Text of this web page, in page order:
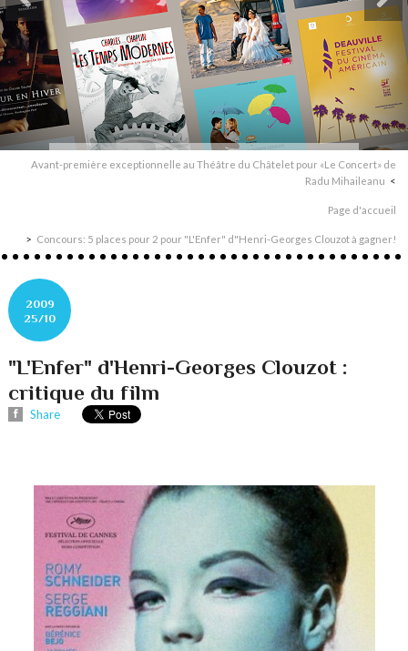
Avant-première exceptionnelle au Théâtre du Châtelet pour «Le Concert» de
Radu Mihaileanu
Page d'accueil
Concours: 5 places pour 2 pour "L'Enfer" d"Henri-Georges Clouzot à gagner!
2009
25/10
"L'Enfer" d'Henri-Georges Clouzot :
critique du film
Share